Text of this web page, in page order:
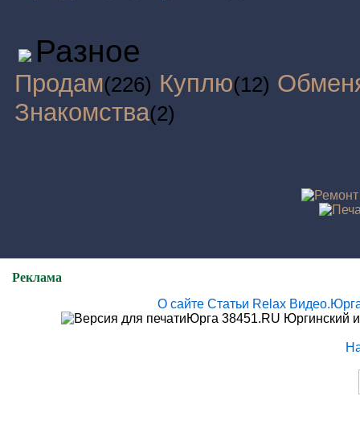
Разное
Продам(226) Куплю(12)
Знакомства(2)
Реклама
О сайте Статьи Relax
Юрга 38451.RU Юргинский